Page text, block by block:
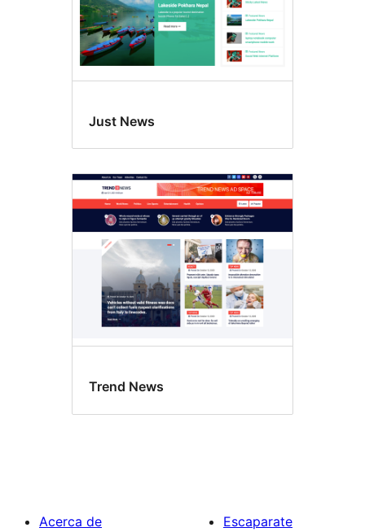
Just News
Trend News
Acerca de
Escaparate